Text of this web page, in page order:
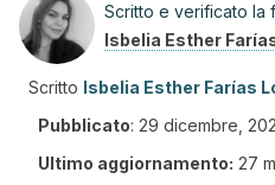
Scritto e verificato la
Isbelia Esther
Scritto Isbelia Esther Farías
Pubblicato: 29 dicembre,
Ultimo aggiornamento: 27